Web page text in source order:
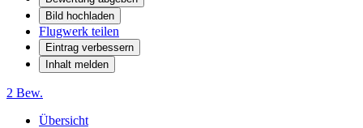
Bild hochladen
Flugwerk teilen
Eintrag verbessern
Inhalt melden
2 Bew.
Übersicht